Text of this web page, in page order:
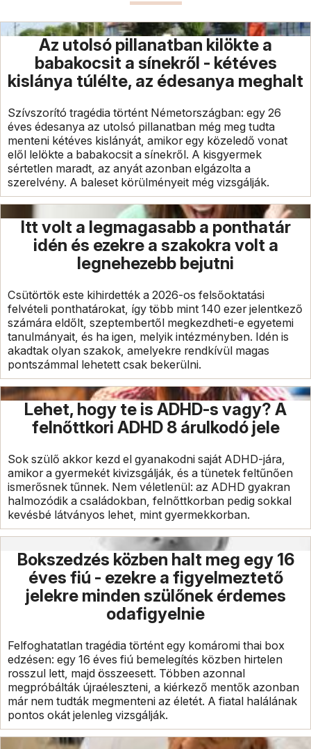
Az utolsó pillanatban kilökte a
babakocsit a sínekről - kétéves
kislánya túlélte, az édesanya meghalt
Szívszorító tragédia történt Németországban: egy 26
éves édesanya az utolsó pillanatban még meg tudta
menteni kétéves kislányát, amikor egy közeledő vonat
elől lelökte a babakocsit a sínekről. A kisgyermek
sértetlen maradt, az anyát azonban elgázolta a
szerelvény. A baleset körülményeit még vizsgálják.
Itt volt a legmagasabb a ponthatár
idén és ezekre a szakokra volt a
legnehezebb bejutni
Csütörtök este kihirdették a 2026-os felsőoktatási
felvételi ponthatárokat, így több mint 140 ezer jelentkező
számára eldőlt, szeptembertől megkezdheti-e egyetemi
tanulmányait, és ha igen, melyik intézményben. Idén is
akadtak olyan szakok, amelyekre rendkívül magas
pontszámmal lehetett csak bekerülni.
Lehet, hogy te is ADHD-s vagy? A
felnőttkori ADHD 8 árulkodó jele
Sok szülő akkor kezd el gyanakodni saját ADHD-jára,
amikor a gyermekét kivizsgálják, és a tünetek feltűnően
ismerősnek tűnnek. Nem véletlenül: az ADHD gyakran
halmozódik a családokban, felnőttkorban pedig sokkal
kevésbé látványos lehet, mint gyermekkorban.
Bokszedzés közben halt meg egy 16
éves fiú - ezekre a figyelmeztető
jelekre minden szülőnek érdemes
odafigyelnie
Felfoghatatlan tragédia történt egy komáromi thai box
edzésen: egy 16 éves fiú bemelegítés közben hirtelen
rosszul lett, majd összeesett. Többen azonnal
megpróbálták újraéleszteni, a kiérkező mentők azonban
már nem tudták megmenteni az életét. A fiatal halálának
pontos okát jelenleg vizsgálják.